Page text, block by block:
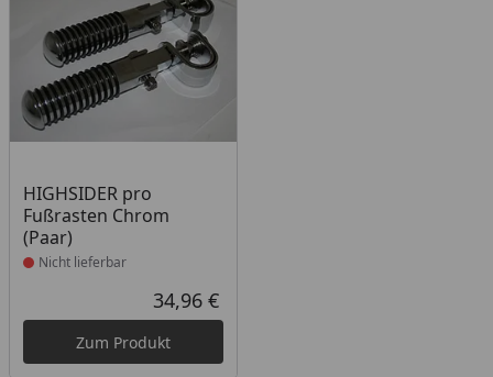
HIGHSIDER pro
Fußrasten Chrom
(Paar)
Produkt nicht lieferbar
Nicht lieferbar
Aktueller Preis
34,96 €
Zum Produkt